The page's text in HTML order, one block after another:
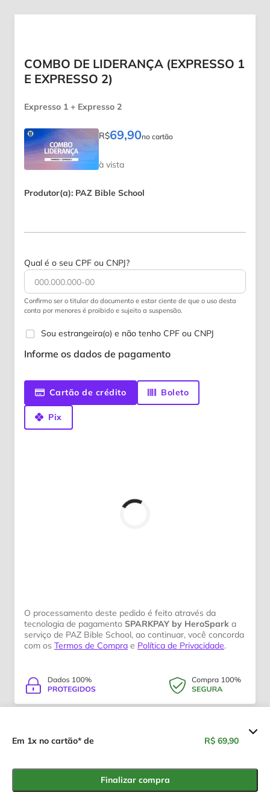
COMBO DE LIDERANÇA (EXPRESSO 1
E EXPRESSO 2)
Expresso 1 + Expresso 2
R$69,90no cartão
à vista
Produtor(a): PAZ Bible School
Qual é o seu CPF ou CNPJ?
Confirmo ser o titular do documento e estar ciente de que o uso desta
conta por menores é proibido e sujeito a suspensão.
Sou estrangeira(o) e não tenho CPF ou CNPJ
Informe os dados de pagamento
Cartão de crédito Boleto
Pix
Resumo dos valores
COMBO DE LIDERANÇA
(EXPRESSO 1 E EXPRESSO 2)
R$ 69,90
Em 1x no cartão* de R$ 69,90
Finalizar compra
O processamento deste pedido é feito através da
tecnologia de pagamento SPARKPAY by HeroSpark a
serviço de PAZ Bible School, ao continuar, você concorda
com os Termos de Compra e Política de Privacidade.